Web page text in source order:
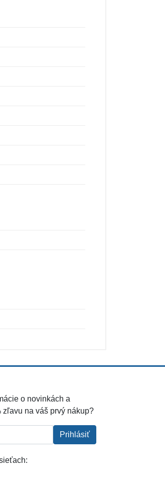
o novinkách a
zľavu na váš prvý nákup?
Prihlásiť